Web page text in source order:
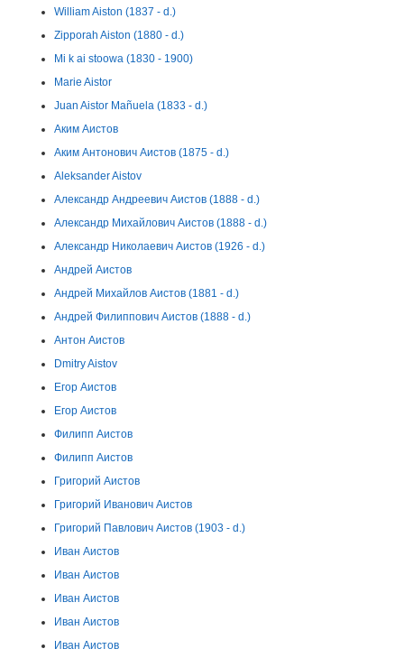
William Aiston (1837 - d.)
Zipporah Aiston (1880 - d.)
Mi k ai stoowa (1830 - 1900)
Marie Aistor
Juan Aistor Mañuela (1833 - d.)
Аким Аистов
Аким Антонович Аистов (1875 - d.)
Aleksander Aistov
Александр Андреевич Аистов (1888 - d.)
Александр Михайлович Аистов (1888 - d.)
Александр Николаевич Аистов (1926 - d.)
Андрей Аистов
Андрей Михайлов Аистов (1881 - d.)
Андрей Филиппович Аистов (1888 - d.)
Антон Аистов
Dmitry Aistov
Егор Аистов
Егор Аистов
Филипп Аистов
Филипп Аистов
Григорий Аистов
Григорий Иванович Аистов
Григорий Павлович Аистов (1903 - d.)
Иван Аистов
Иван Аистов
Иван Аистов
Иван Аистов
Иван Аистов